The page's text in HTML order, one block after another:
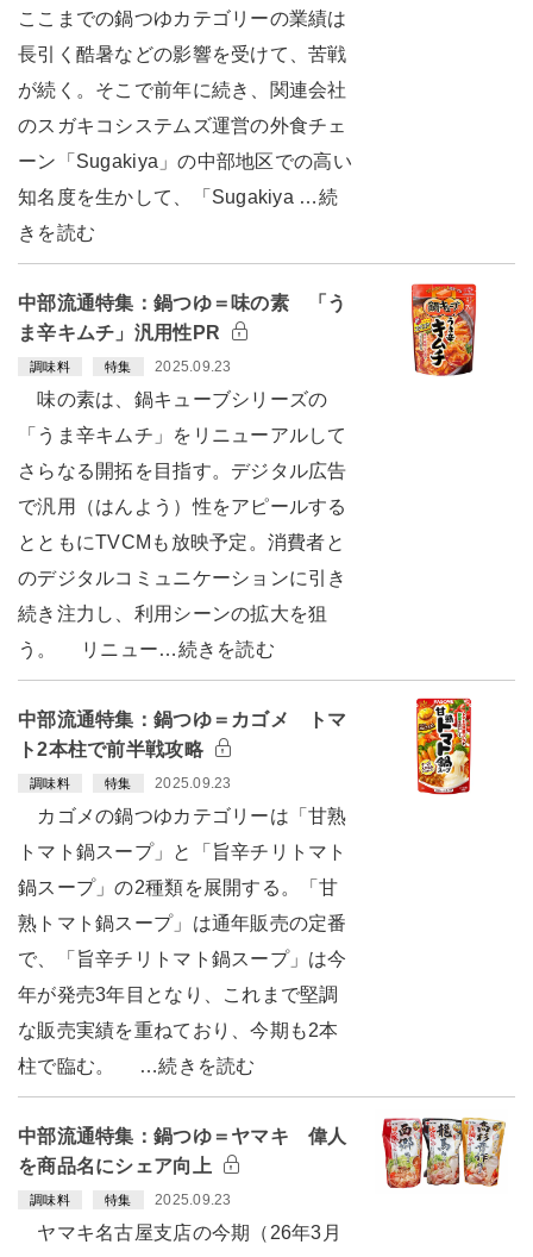
ここまでの鍋つゆカテゴリーの業績は
長引く酷暑などの影響を受けて、苦戦
が続く。そこで前年に続き、関連会社
のスガキコシステムズ運営の外食チェ
ーン「Sugakiya」の中部地区での高い
知名度を生かして、「Sugakiya …続
きを読む
中部流通特集：鍋つゆ＝味の素 「う
ま辛キムチ」汎用性PR
調味料 特集 2025.09.23
味の素は、鍋キューブシリーズの
「うま辛キムチ」をリニューアルして
さらなる開拓を目指す。デジタル広告
で汎用（はんよう）性をアピールする
とともにTVCMも放映予定。消費者と
のデジタルコミュニケーションに引き
続き注力し、利用シーンの拡大を狙
う。 リニュー…続きを読む
中部流通特集：鍋つゆ＝カゴメ トマ
ト2本柱で前半戦攻略
調味料 特集 2025.09.23
カゴメの鍋つゆカテゴリーは「甘熟
トマト鍋スープ」と「旨辛チリトマト
鍋スープ」の2種類を展開する。「甘
熟トマト鍋スープ」は通年販売の定番
で、「旨辛チリトマト鍋スープ」は今
年が発売3年目となり、これまで堅調
な販売実績を重ねており、今期も2本
柱で臨む。 …続きを読む
中部流通特集：鍋つゆ＝ヤマキ 偉人
を商品名にシェア向上
調味料 特集 2025.09.23
ヤマキ名古屋支店の今期（26年3月